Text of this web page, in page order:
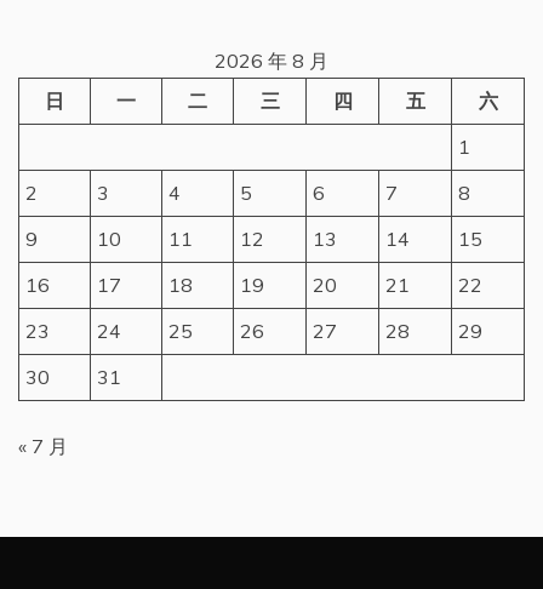
2026 年 8 月
日
一 二 三 四 五
六
1
2
3 4 5 6 7
8
9
10 11 12 13 14
15
16
17 18 19 20 21
22
23
24 25 26 27 28
29
30
31
« 7 月